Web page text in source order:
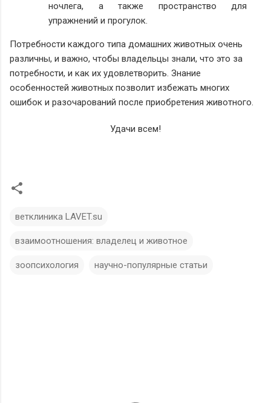
ночлега, а также пространство для
упражнений и прогулок.
Потребности каждого типа домашних животных очень
различны, и важно, чтобы владельцы знали, что это за
потребности, и как их удовлетворить. Знание
особенностей животных позволит избежать многих
ошибок и разочарований после приобретения животного.
Удачи всем!
ветклиника LAVET.su
взаимоотношения: владелец и животное
зоопсихология научно-популярные статьи